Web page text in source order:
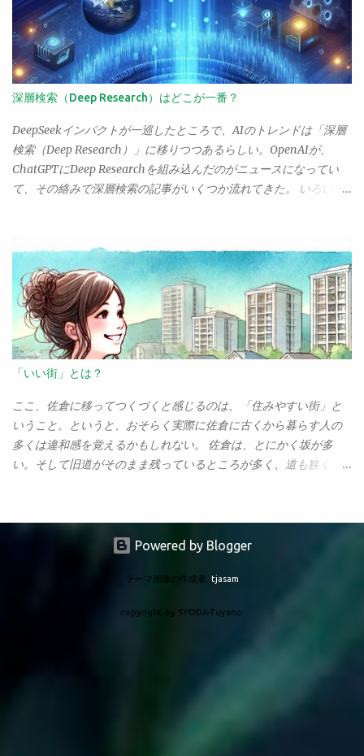
して寛解することもできず、一生付き合わなくてはいけない病気
で、個人的にこっちのほうがよほど怖い（年取って病院まで歩け
なくなくなって喘息の治療薬が買えなくなったりしたら、想像す
るだに恐ろしい「チアノーゼで窒息死」という事態になるわけ
で、なおせる癌よりよほど怖い）。 が、未だに「癌＝死病」と思
っている人がわんさかいるようで、それが困る。こっちはちょっ
と癌になっただけなのに、大仰に心配されると、「いえ、それほ
どでも」ともいえず、なんとも居心地の悪い気分になる。 お医者
さんの方もそういう点では同じようで、患者に癌告知をすると
き、未だにえらく慎重になってしまう、ということも聞いた。
メントを書いたりしたのだけど、うーん。正直、なにかもやもや
する。彼女の捉える「入門書」と「AIで学ぶ」ことと、自身のそ
れとの間に乖離があるのだ。 彼女がやっているのは「AIによるト
ライアル＆エラー」だ。プロンプトを送り、コードを書いてもら
う。それを動かす。わからないところを聞いて教えてもらう。疑
問に思ったり思いついた部分を変更してもらう。そうやってやり
取りしながらコーディングについて学習していくわけだね。 これ
に比べると、入門書を読んで学ぶやり方は全然ダメだ。まずトラ
イアル＆エラーができない。そして文法だの構文だのの話ばかり
でつまらない。ひたすらコードを写経するだけでなにをやってる
ね。AIはコードをさらっと作ってくれるけど、たいていは「それ
をコピペして、動いた！と思って終わり」なんだよね。それの繰
り返しで、そのうち飽きてしまう。そして、たくさんのコードを
コピペしただけなので何もできるようにならない。 なぜ、大塚さ
んは成功したのか。それはAIよりも「学習環境」が大きいように
思える。定期的にコードを提出し、教授に見てもらいフィードバ
ックを受ける、この部分が非常に重要だったように思えるのだ。
そこで彼女は非常に重要なことを学んでいる。「この部分はどう
やって動いている？」「これはなぜこうしている？」「ここの働
きはどういうものか？」といったことをフィードバックで受け
る。もちろん、ただコードをコピペしただけではわからない。わ
からないからAIに聞いて教えてもらう。そして「なるほど、そう
深層検索（Deep Research）はどこが一番？
DeepSeekインパクトが一巡したところで、AIのトレンドは「深層
検索（Deep Research）」に移りつつあるらしい。OpenAIが、
ChatGPTにDeep Researchを組み込んだのがニュースになってい
て、その絡みで深層検索の記事がいくつか流れてきた。 いろいろ
しか使えない機能なんて試せないんだけど、でもOpenAIが実装す
る以前に、けっこうあちこちで深層検索って実装されていたよ
ね？ だったら、それらで充分なんじゃない？ とりあえず、主な
AIサービスの深層検索がどのぐらいなものか、調べてみようと思
ったのだけど。まぁ、自分でもこれまでけっこう深層検索は使っ
ていたので、個人的な所感で語ってもいいんだけど、せっかくだ
からAIの深層検索で調べてもらおう（笑）。 というわけで、
Perplexityのディープリサーチで、以下のようにプロンプトを送っ
てみた。 Genspark, Perplexity, Felo, ChatGPT, Geminiの深層検索
（ディープリサーチ）機能について、それぞれの特徴をまとめ、
その性能を比較した結果をまとめて下さい。 この結果が下のレポ
ート。これはすごい。こいつにかかった時間はせいぜい数分。こ
ChatGPT、Geminiの性能分析 近年、AIを活用した深層検索（ディ
ープサーチ）機能が各社から続々と登場している。本報告では、
のディープサーチ機能を比較分析し、その特徴と性能評価を行
最適なツール選択の指針を提供する 1 3 5 。 各ツールの基本機能と
り、複数のAIモデルを並列実行することで調査の偏りを排除する 4
「いい街」とは？
ここ、佐倉に移ってつくづくと感じるのは、「住みやすい街」と
いうこと。というと、おそらく実際に佐倉に古くから暮らす人の
多くは違和感を覚えるかもしれない。 佐倉は、とにかく坂が多
い。そして旧道がそのまま残っているところが多く、道も狭くて
と、格段に住みやすいのも確かなのだ。「住みやすい街」という
と、誰もが思い浮かべるのは、佐倉のすぐ上にある「印西市」だ
なんと４年連続第１位を獲得している、日本一住みやすい街だ。
直ぐな道路が町中を縦横に走っている。そして大規模商業施設や
なマンションなどがある。 ところが、この街、実際に何度も車で
Powered by Blogger
テーマ画像の作成者: tjasam
copyright by SYODA-Tuyano.